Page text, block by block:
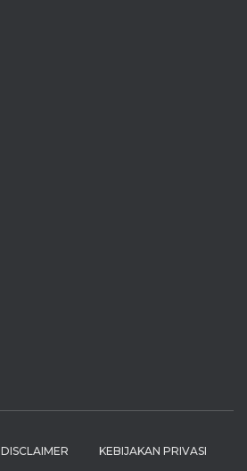
DISCLAIMER KEBIJAKAN PRIVASI